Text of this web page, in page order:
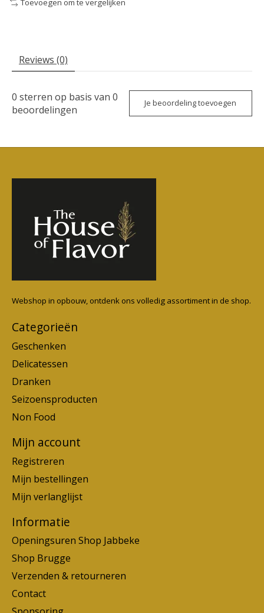
Toevoegen om te vergelijken
Reviews (0)
0 sterren op basis van 0
beoordelingen
Je beoordeling toevoegen
Webshop in opbouw, ontdenk ons volledig assortiment in de shop.
Categorieën
Geschenken
Delicatessen
Dranken
Seizoensproducten
Non Food
Mijn account
Registreren
Mijn bestellingen
Mijn verlanglijst
Informatie
Openingsuren Shop Jabbeke
Shop Brugge
Verzenden & retourneren
Contact